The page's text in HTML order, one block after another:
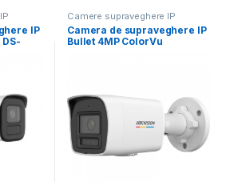
IP
Camere supraveghere IP
Camera de supraveghere IP
Bullet 4MP ColorVu